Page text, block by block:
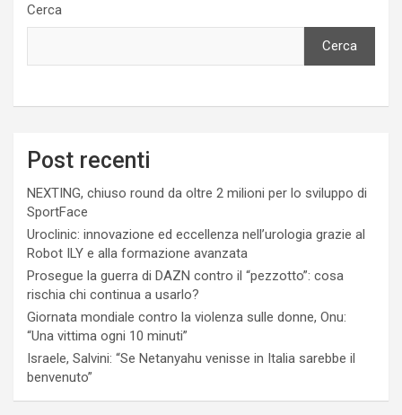
Cerca
Cerca
Post recenti
NEXTING, chiuso round da oltre 2 milioni per lo sviluppo di
SportFace
Uroclinic: innovazione ed eccellenza nell’urologia grazie al
Robot ILY e alla formazione avanzata
Prosegue la guerra di DAZN contro il “pezzotto”: cosa
rischia chi continua a usarlo?
Giornata mondiale contro la violenza sulle donne, Onu:
“Una vittima ogni 10 minuti”
Israele, Salvini: “Se Netanyahu venisse in Italia sarebbe il
benvenuto”